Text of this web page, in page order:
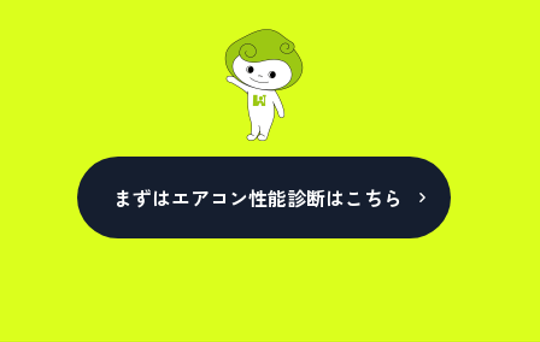
まずはエアコン性能診断はこちら